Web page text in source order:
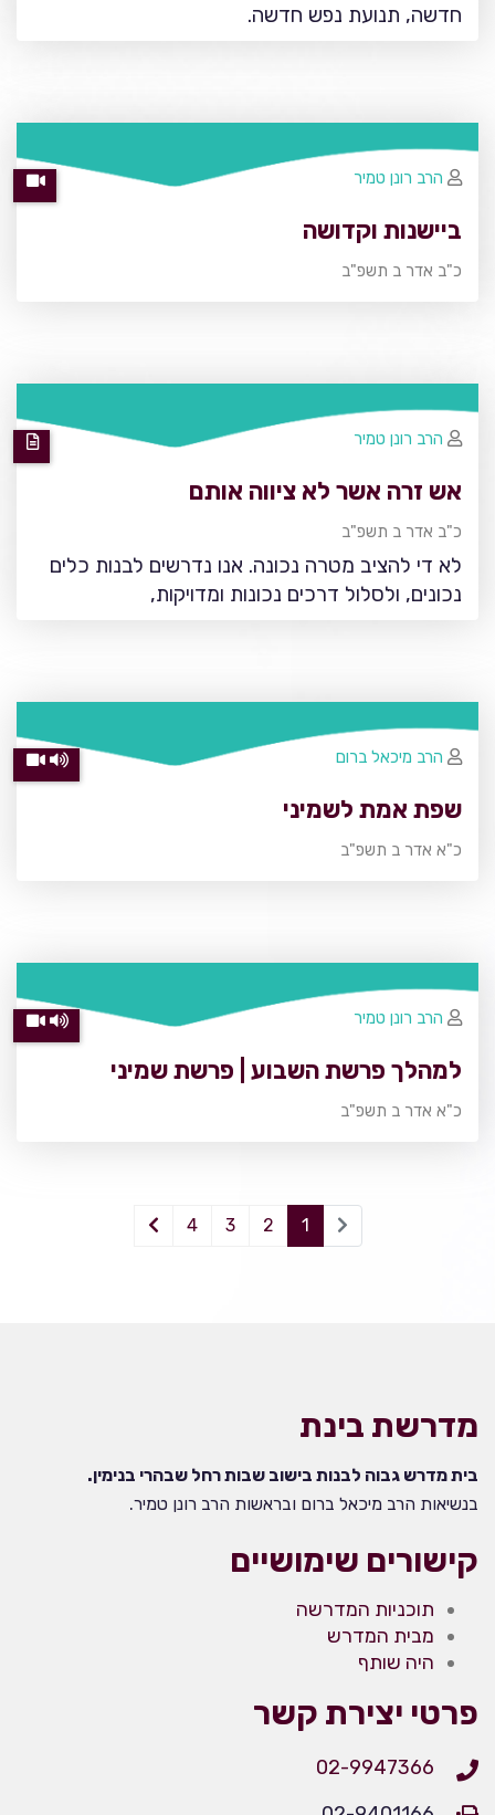
חדשה, תנועת נפש חדשה.
ביישנות וקדושה
כ"ב אדר ב תשפ"ב
הרב רונן טמיר
אש זרה אשר לא ציווה אותם
כ"ב אדר ב תשפ"ב
לא די להציב מטרה נכונה. אנו נדרשים לבנות כלים
נכונים, ולסלול דרכים נכונות ומדויקות,
הרב רונן טמיר
שפת אמת לשמיני
כ"א אדר ב תשפ"ב
הרב מיכאל ברום
למהלך פרשת השבוע | פרשת שמיני
כ"א אדר ב תשפ"ב
הרב רונן טמיר
1
2
3
4
מדרשת בינת
בית מדרש גבוה לבנות בישוב שבות רחל שבהרי בנימין.
בנשיאות הרב מיכאל ברום ובראשות הרב רונן טמיר.
קישורים שימושיים
תוכניות המדרשה
מבית המדרש
היה שותף
פרטי יצירת קשר
02-9947366